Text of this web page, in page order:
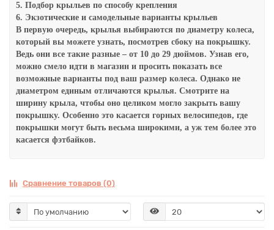
5. Подбор крыльев по способу крепления
6. Экзотические и самодельные варианты крыльев
В первую очередь, крылья выбираются по диаметру колеса,
который вы можете узнать, посмотрев сбоку на покрышку.
Ведь они все такие разные – от 10 до 29 дюймов. Узнав его,
можно смело идти в магазин и просить показать все
возможные варианты под ваш размер колеса. Однако не
диаметром единым отличаются крылья. Смотрите на
ширину крыла, чтобы оно целиком могло закрыть вашу
покрышку. Особенно это касается горных велосипедов, где
покрышки могут быть весьма широкими, а уж тем более это
касается фэтбайков.
Сравнение товаров (0)